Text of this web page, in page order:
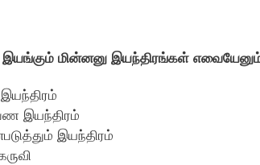
மின்னனு இயந்திரங்கள் எவையேனும்
இயந்திரம்
இயந்திரம்